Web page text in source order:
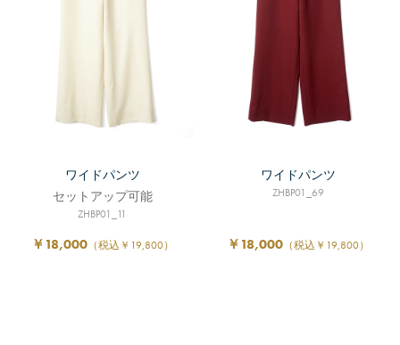
ワイドパンツ
セットアップ可能
ZHBP01_11
￥18,000（税込￥19,800）
ワイドパンツ
ZHBP01_69
￥18,000（税込￥19,800）